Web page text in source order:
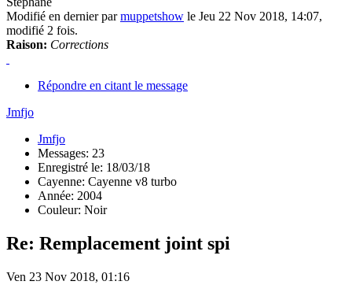
Modifié en dernier parmuppetshow le Jeu 22 Nov 2018, 14:07,
modifié 2 fois.
Raison: Corrections
Répondre en citant le message
Jmfjo
Jmfjo
Messages: 23
Enregistré le: 18/03/18
Cayenne: Cayenne v8 turbo
Année: 2004
Couleur: Noir
Re: Remplacement joint spi
Ven 23 Nov 2018, 01:16